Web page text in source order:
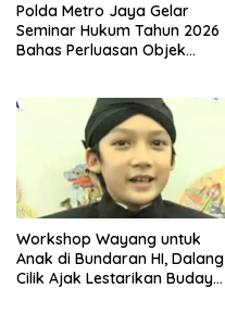
Polda Metro Jaya Gelar
Seminar Hukum Tahun 2026
Bahas Perluasan Objek
Workshop Wayang untuk
Anak di Bundaran HI, Dalang
Cilik Ajak Lestarikan Budaya